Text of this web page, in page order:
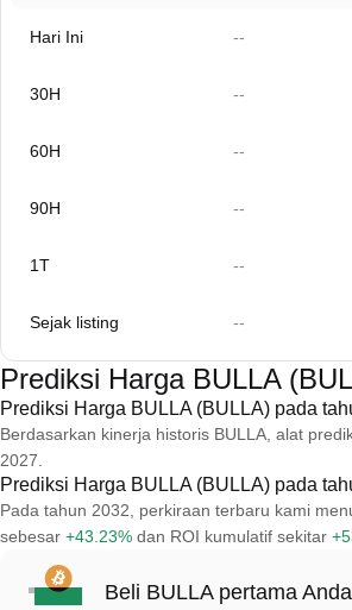
Hari Ini --
30H --
60H --
90H --
1T --
Sejak listing --
Prediksi Harga BULLA
Prediksi Harga BULLA (BULLA) pada
Berdasarkan kinerja historis BULLA, alat
2027.
Prediksi Harga BULLA (BULLA) pada
Pada tahun 2032, perkiraan terbaru kami
sebesar +43.23% dan ROI kumulatif sekitar
Beli BULLA pertama